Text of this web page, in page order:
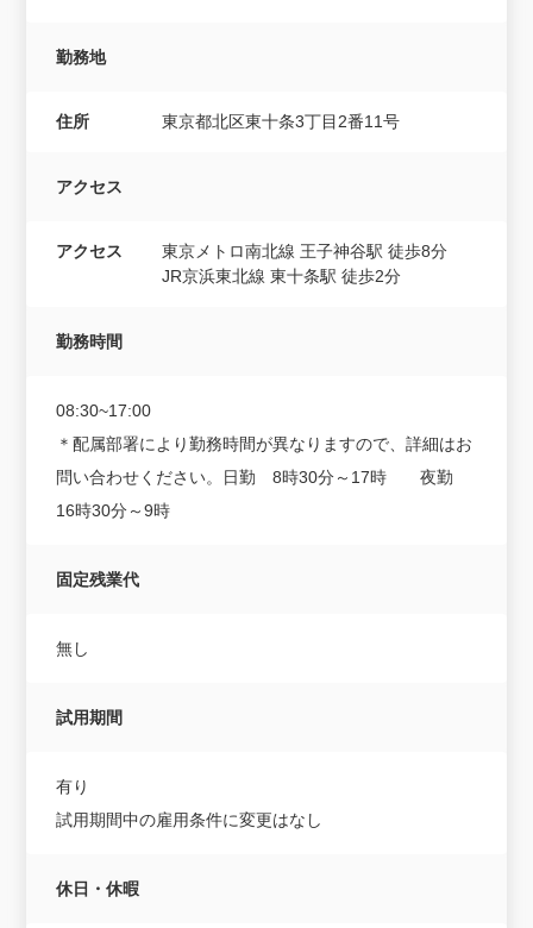
勤務地
住所 東京都北区東十条3丁目2番11号
アクセス
アクセス
東京メトロ南北線 王子神谷駅 徒歩8分
JR京浜東北線 東十条駅 徒歩2分
勤務時間
08:30~17:00
＊配属部署により勤務時間が異なりますので、詳細はお
問い合わせください。日勤 8時30分～17時 夜勤
16時30分～9時
固定残業代
無し
試用期間
有り
試用期間中の雇用条件に変更はなし
休日・休暇